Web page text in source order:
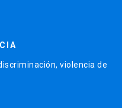
violencia de